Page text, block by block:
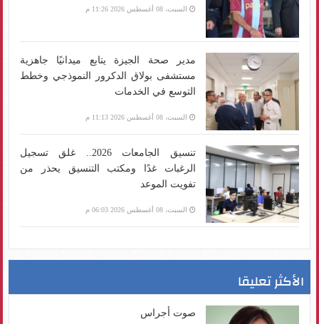
السبت، 08 أغسطس 2026 11:26 م
مدير صحة الجيزة يتابع ميدانيًا جاهزية
مستشفى بولاق الدكرور النموذجي وخطط
التوسع في الخدمات
السبت، 08 أغسطس 2026 11:13 م
تنسيق الجامعات 2026.. غلق تسجيل
الرغبات غدًا ومكتب التنسيق يحذر من
تفويت الموعد
السبت، 08 أغسطس 2026 06:03 م
الأكثر تعليقا
صوت أجراس